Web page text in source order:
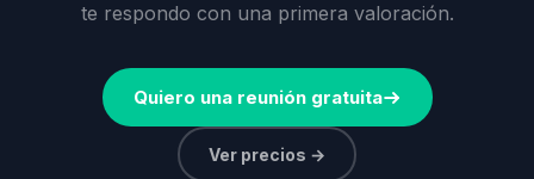
te respondo con una primera valoración.
Quiero una reunión gratuita
Ver precios →